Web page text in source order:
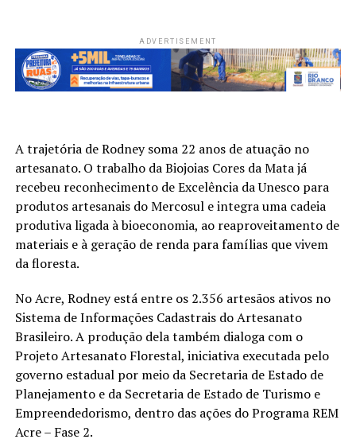
ADVERTISEMENT
A trajetória de Rodney soma 22 anos de atuação no
artesanato. O trabalho da Biojoias Cores da Mata já
recebeu reconhecimento de Excelência da Unesco para
produtos artesanais do Mercosul e integra uma cadeia
produtiva ligada à bioeconomia, ao reaproveitamento de
materiais e à geração de renda para famílias que vivem
da floresta.
No Acre, Rodney está entre os 2.356 artesãos ativos no
Sistema de Informações Cadastrais do Artesanato
Brasileiro. A produção dela também dialoga com o
Projeto Artesanato Florestal, iniciativa executada pelo
governo estadual por meio da Secretaria de Estado de
Planejamento e da Secretaria de Estado de Turismo e
Empreendedorismo, dentro das ações do Programa REM
Acre – Fase 2.